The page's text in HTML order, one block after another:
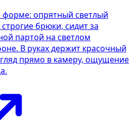
опрятный светлый
брюки, сидит за
партой на светлом
В руках держит красочный
прямо в камеру, ощущение